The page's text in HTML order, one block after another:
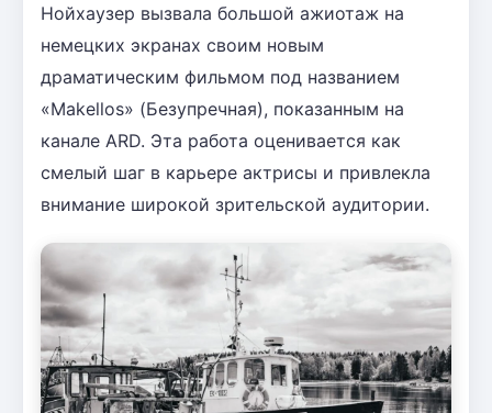
Нойхаузер вызвала большой ажиотаж на
немецких экранах своим новым
драматическим фильмом под названием
«Makellos» (Безупречная), показанным на
канале ARD. Эта работа оценивается как
смелый шаг в карьере актрисы и привлекла
внимание широкой зрительской аудитории.